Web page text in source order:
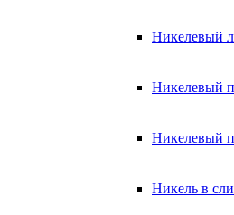
Никелевый
Никелевый
Никелевый
Никель в